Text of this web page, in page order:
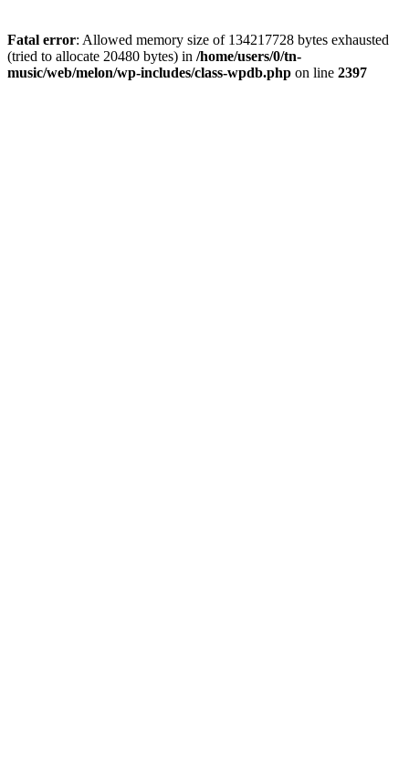
Fatal error: Allowed memory size of 134217728 bytes exhausted
(tried to allocate 20480 bytes) in /home/users/0/tn-
music/web/melon/wp-includes/class-wpdb.php on line 2397